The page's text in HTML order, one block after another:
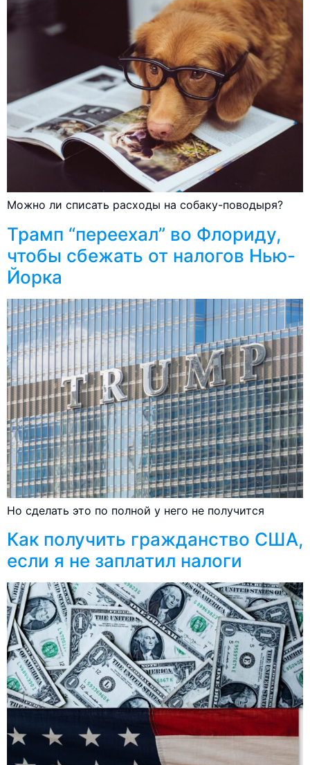
Можно ли списать расходы на собаку-поводыря?
Трамп “переехал” во Флориду,
чтобы сбежать от налогов Нью-
Йорка
Но сделать это по полной у него не получится
Как получить гражданство США,
если я не заплатил налоги